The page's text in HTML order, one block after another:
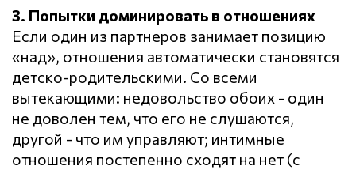
3. Попытки доминировать в отношениях
Если один из партнеров занимает позицию
«над», отношения автоматически становятся
детско-родительскими. Со всеми
вытекающими: недовольство обоих - один
не доволен тем, что его не слушаются,
другой - что им управляют; интимные
отношения постепенно сходят на нет (с